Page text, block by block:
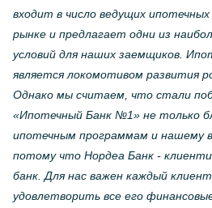
входит в число ведущих ипотечных
рынке и предлагает одни из
условий для наших заемщиков.
является локомотивом развития
Однако мы считаем, что стали
«Ипотечный Банк №1» не только
ипотечным программам и нашему
потому что Нордеа Банк -
банк. Для нас важен каждый
удовлетворить все его